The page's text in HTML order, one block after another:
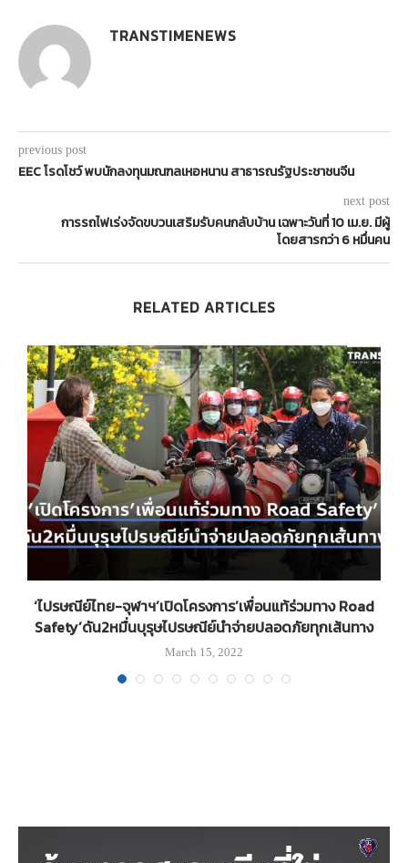
TRANSTIMENEWS
previous post
EEC โรดโชว์ พบนักลงทุนมณฑลเหอหนาน สาธารณรัฐประชาชนจีน
next post
การรถไฟเร่งจัดขบวนเสริมรับคนกลับบ้าน เฉพาะวันที่ 10 เม.ย. มีผู้
โดยสารกว่า 6 หมื่นคน
RELATED ARTICLES
‘ไปรษณีย์ไทย-จุฬาฯ’เปิดโครงการ’เพื่อนแท้ร่วมทาง Road
Safety’ดัน2หมื่นบุรุษไปรษณีย์นำจ่ายปลอดภัยทุกเส้นทาง
March 15, 2022